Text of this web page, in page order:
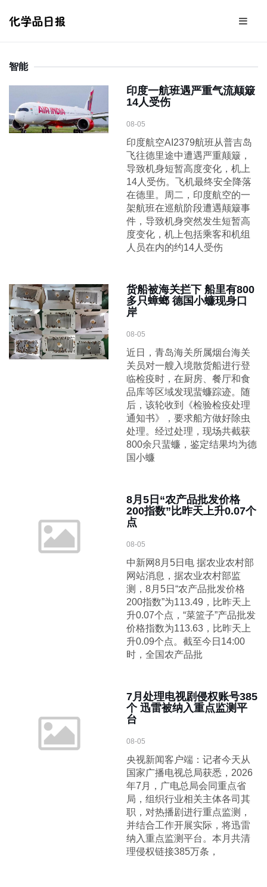
智能
印度一航班遇严重气流颠簸
14人受伤
08-05
印度航空AI2379航班从普吉岛
飞往德里途中遭遇严重颠簸，
导致机身短暂高度变化，机上
14人受伤。飞机最终安全降落
在德里。周二，印度航空的一
架航班在巡航阶段遭遇颠簸事
件，导致机身突然发生短暂高
度变化，机上包括乘客和机组
人员在内的约14人受伤
货船被海关拦下 船里有800
多只蟑螂 德国小蠊现身口
岸
08-05
近日，青岛海关所属烟台海关
关员对一艘入境散货船进行登
临检疫时，在厨房、餐厅和食
品库等区域发现蜚蠊踪迹。随
后，该轮收到《检验检疫处理
通知书》，要求船方做好除虫
处理。经过处理，现场共截获
800余只蜚蠊，鉴定结果均为德
国小蠊
8月5日“农产品批发价格
200指数”比昨天上升0.07个
点
08-05
中新网8月5日电 据农业农村部
网站消息，据农业农村部监
测，8月5日“农产品批发价格
200指数”为113.49，比昨天上
升0.07个点，“菜篮子”产品批发
价格指数为113.63，比昨天上
升0.09个点。截至今日14:00
时，全国农产品批
7月处理电视剧侵权账号385
个 迅雷被纳入重点监测平
台
08-05
央视新闻客户端：记者今天从
国家广播电视总局获悉，2026
年7月，广电总局会同重点省
局，组织行业相关主体各司其
职，对热播剧进行重点监测，
并结合工作开展实际，将迅雷
纳入重点监测平台。本月共清
理侵权链接385万条，